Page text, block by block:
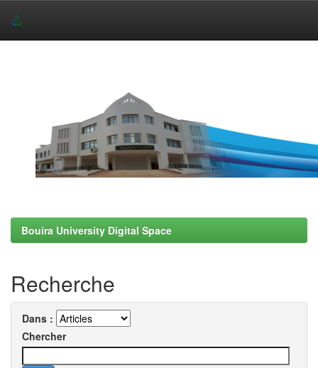
Bouira University Digital Space
Recherche
Dans :
Chercher